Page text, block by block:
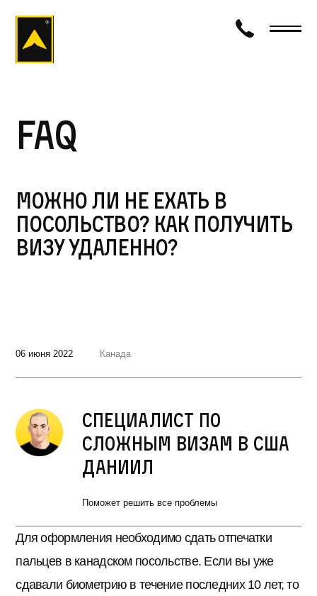
FAQ
Можно ли не ехать в
посольство? Как получить
визу удаленно?
06 июня 2022 Канада
Специалист по
сложным визам в США
Даниил
Поможет решить все проблемы
Для оформления необходимо сдать отпечатки
пальцев в канадском посольстве. Если вы уже
сдавали биометрию в течение последних 10 лет, то